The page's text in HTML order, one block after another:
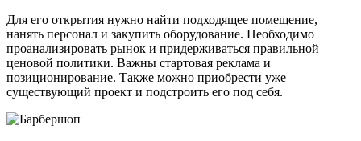
Для его открытия нужно найти подходящее помещение,
нанять персонал и закупить оборудование. Необходимо
проанализировать рынок и придерживаться правильной
ценовой политики. Важны стартовая реклама и
позиционирование. Также можно приобрести уже
существующий проект и подстроить его под себя.